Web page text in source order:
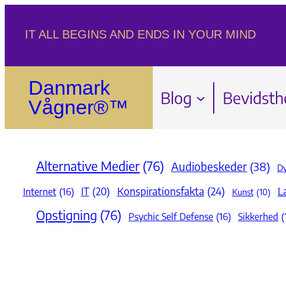
indhold
IT ALL BEGINS AND ENDS IN YOUR MIND
Danmark
Vågner®™
Blog
Alternative Medier (76) Audiobeskeder (38)
Internet (16) IT (20) Konspirationsfakta (24) Kunst (10)
Opstigning (76) Psychic Self Defense (16) Sikkerhed